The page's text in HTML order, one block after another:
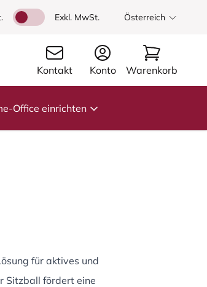
Exkl. MwSt. Österreich
Kontakt Konto Warenkorb
Office einrichten
für aktives und
Sitzball fördert eine